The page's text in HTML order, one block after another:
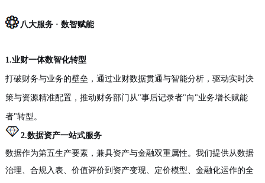
八大服务 · 数智赋能
1.业财一体数智化转型
打破财务与业务的壁垒，通过业财数据贯通与智能分析，驱动实时决
策与资源精准配置，推动财务部门从 "事后记录者"向"业务增长赋能
者"转型。
2.数据资产一站式服务
数据作为第五生产要素，兼具资产与金融双重属性。我们提供从数据
治理、合规入表、价值评价到资产变现、定价模型、金融化运作的全